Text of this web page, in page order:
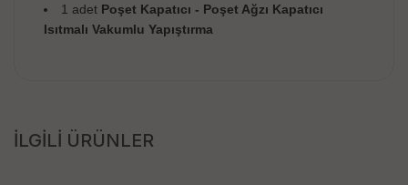
1 adet Poşet Kapatıcı - Poşet Ağzı Kapatıcı
Isıtmalı Vakumlu Yapıştırma
İLGİLİ ÜRÜNLER